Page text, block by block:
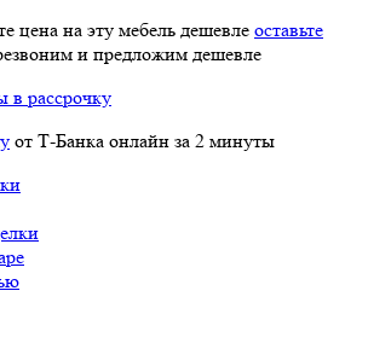
цена на эту мебель дешевле оставьте
и предложим дешевле
в рассрочку
от Т-Банка онлайн за 2 минуты